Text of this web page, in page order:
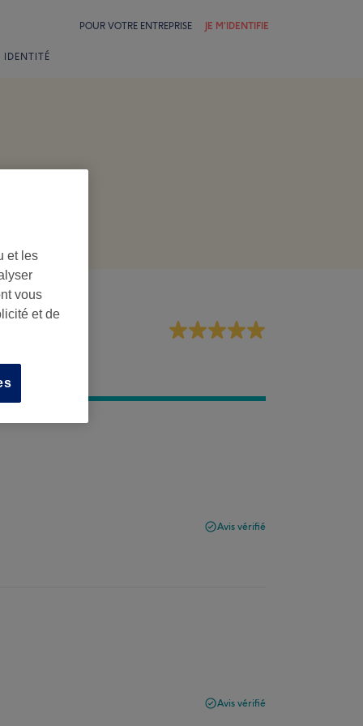
POUR VOTRE ENTREPRISE JE M'IDENTIFIE
IDENTITÉ
Avis vérifié
Avis vérifié
et les
vous
et de